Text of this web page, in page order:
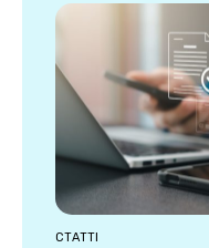
СТАТТІ